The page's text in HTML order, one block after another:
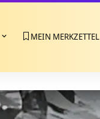
MEIN MERKZETTEL